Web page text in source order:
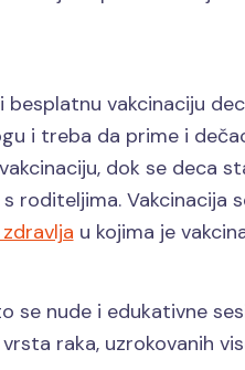
besplatnu vakcinaciju
i treba da prime i
dok se deca
roditeljima. Vakcinacija
u kojima je
se nude i edukativne
raka, uzrokovanih